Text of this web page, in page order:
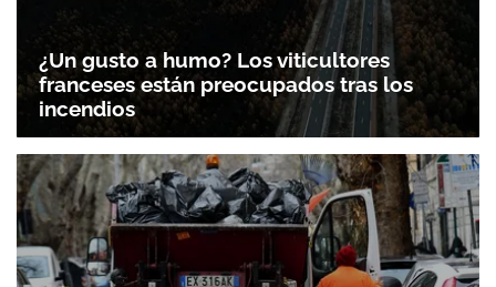
¿Un gusto a humo? Los viticultores
franceses están preocupados tras los
incendios